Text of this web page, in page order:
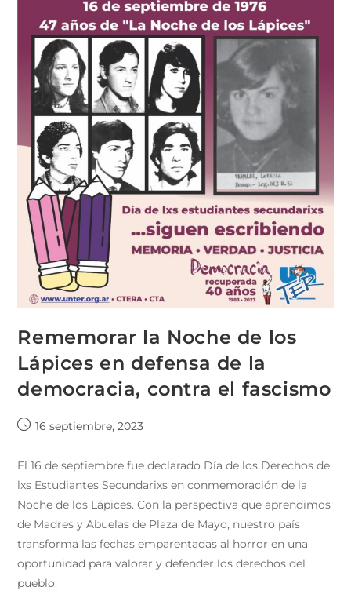
Rememorar la Noche de los
Lápices en defensa de la
democracia, contra el fascismo
16 septiembre, 2023
El 16 de septiembre fue declarado Día de los Derechos de
lxs Estudiantes Secundarixs en conmemoración de la
Noche de los Lápices. Con la perspectiva que aprendimos
de Madres y Abuelas de Plaza de Mayo, nuestro país
transforma las fechas emparentadas al horror en una
oportunidad para valorar y defender los derechos del
pueblo.